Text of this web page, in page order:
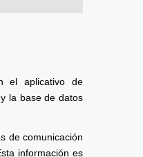
el aplicativo de
la base de datos
de comunicación
información es